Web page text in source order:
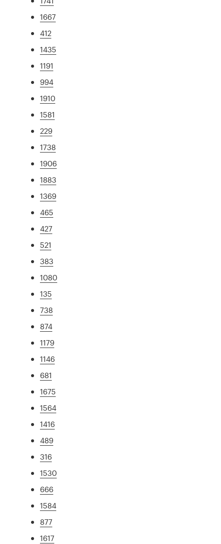
1667
412
1435
1191
994
1910
1581
229
1738
1906
1883
1369
465
427
521
383
1080
135
738
874
1179
1146
681
1675
1564
1416
489
316
1530
666
1584
877
1617